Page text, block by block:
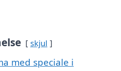
skjul
med speciale i